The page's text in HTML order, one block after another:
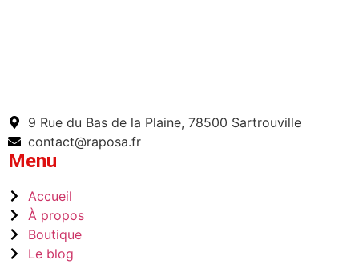
9 Rue du Bas de la Plaine, 78500 Sartrouville
contact@raposa.fr
Menu
Accueil
À propos
Boutique
Le blog